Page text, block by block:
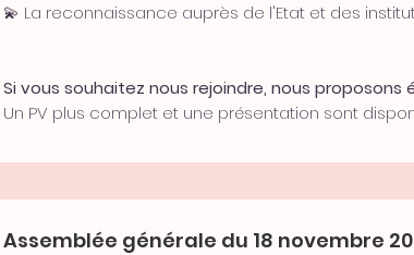
💫 La reconnaissance auprès de l'Etat et des
Si vous souhaitez nous rejoindre, nous
Un PV plus complet et une présentation sont
Assemblée générale du 18 novembre